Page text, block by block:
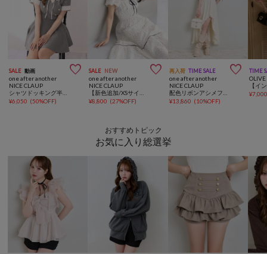
SALE 動画 
one after another
NICE CLAUP
シャツドッキング半袖ミニワンピース
¥6,050 (50%OFF)
SALE NEW 
one after another
NICE CLAUP
【新色追加/XSサイズあり】ウエストシャーリングリボンロングワンピース
¥8,800 (27%OFF)
再入荷 TIME SALE 
one after another
NICE CLAUP
配色リボンアシメフリルキャミワンピース
¥13,860 (10%OFF)
TIME
¥
おすすめトピック
お気に入り総選挙